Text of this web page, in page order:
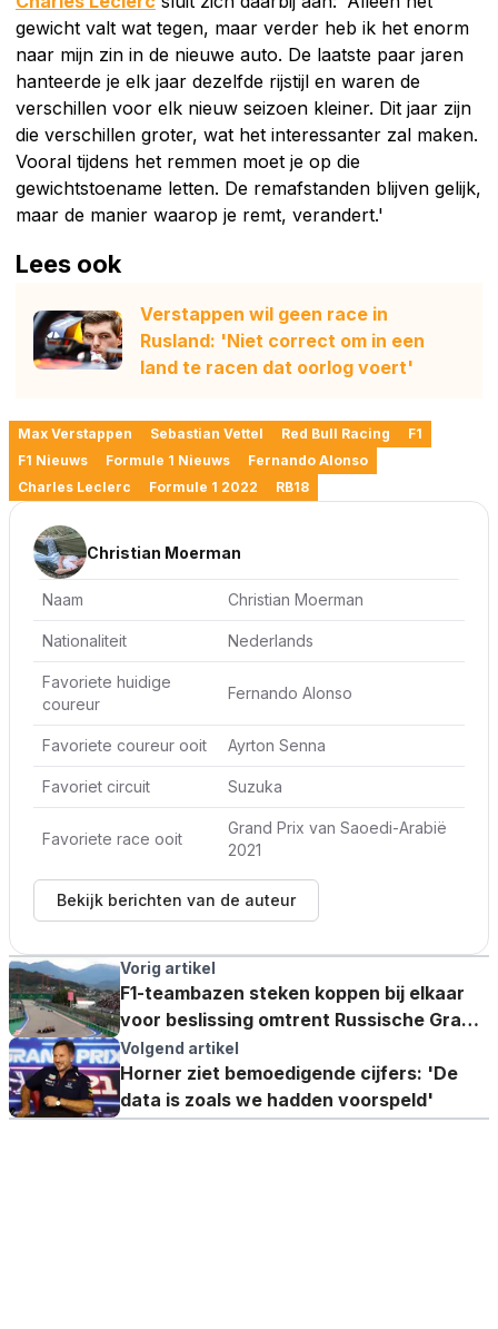
gewicht valt wat tegen, maar verder heb ik het enorm
naar mijn zin in de nieuwe auto. De laatste paar jaren
hanteerde je elk jaar dezelfde rijstijl en waren de
verschillen voor elk nieuw seizoen kleiner. Dit jaar zijn
die verschillen groter, wat het interessanter zal maken.
Vooral tijdens het remmen moet je op die
gewichtstoename letten. De remafstanden blijven gelijk,
maar de manier waarop je remt, verandert.'
Lees ook
Verstappen wil geen race in
Rusland: 'Niet correct om in een
land te racen dat oorlog voert'
Max Verstappen Sebastian Vettel Red Bull Racing
F1
F1 Nieuws
Formule 1 Nieuws
Fernando Alonso
Charles Leclerc
Formule 1 2022 RB18
Christian Moerman
Naam Christian Moerman
Nationaliteit Nederlands
Favoriete huidige
coureur
Fernando Alonso
Favoriete coureur ooit Ayrton Senna
Favoriet circuit Suzuka
Favoriete race ooit
Grand Prix van Saoedi-Arabië
2021
Bekijk berichten van de auteur
Vorig artikel
F1-teambazen steken koppen bij elkaar
voor beslissing omtrent Russische Grand
Prix
Volgend artikel
Horner ziet bemoedigende cijfers: 'De
data is zoals we hadden voorspeld'